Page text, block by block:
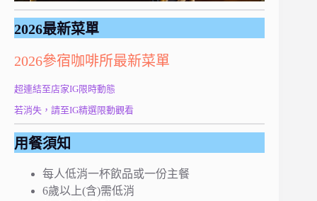
2026最新菜單
2026參宿咖啡所最新菜單
超連結至店家IG限時動態
若消失，請至IG精選限動觀看
用餐須知
每人低消一杯飲品或一份主餐
6歲以上(含)需低消